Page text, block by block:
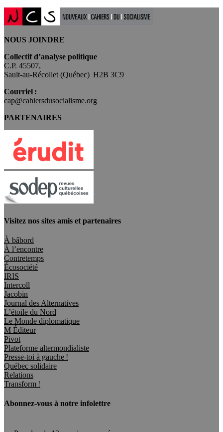
NOUS JOINDRE
Collectif d’analyse politique
C.P. 45507,
Sault-au-Récollet (Québec) H2B 3C9
Courriel :
cap@cahiersdusocialisme.org
PARTENAIRES
Visitez nos sites amis et partenaires
À bâbord
À l’encontre
Contretemps
Écosociété
IRIS
Intercoll
Jacobin
Journal des Alternatives
L’étoile du Nord
Le Monde diplomatique
M Éditeur
Pivot
Plateforme altermondialiste
Presse-toi à gauche !
Québec solidaire
Relations
Transform !
Abonnez-vous à notre infolettre